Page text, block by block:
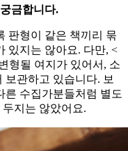
금합니다.
판형이 같은 책끼리 묶
있지는 않아요. 다만, <
형될 여지가 있어서, 소
보관하고 있습니다. 보
른 수집가분들처럼 별도
지는 않았어요.